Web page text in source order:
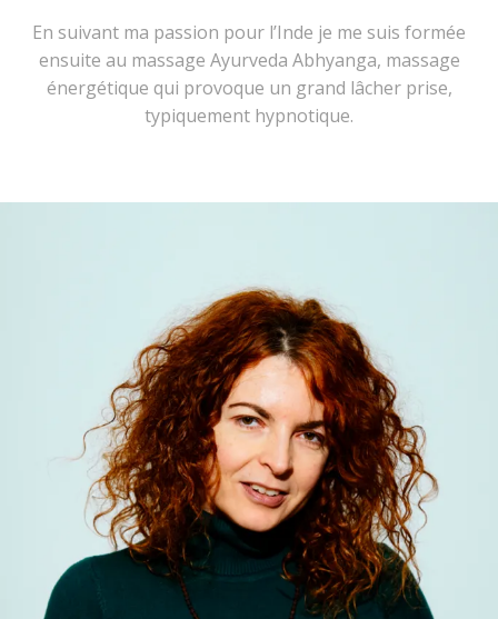
En suivant ma passion pour l’Inde je me suis formée
ensuite au massage Ayurveda Abhyanga, massage
énergétique qui provoque un grand lâcher prise,
typiquement hypnotique.